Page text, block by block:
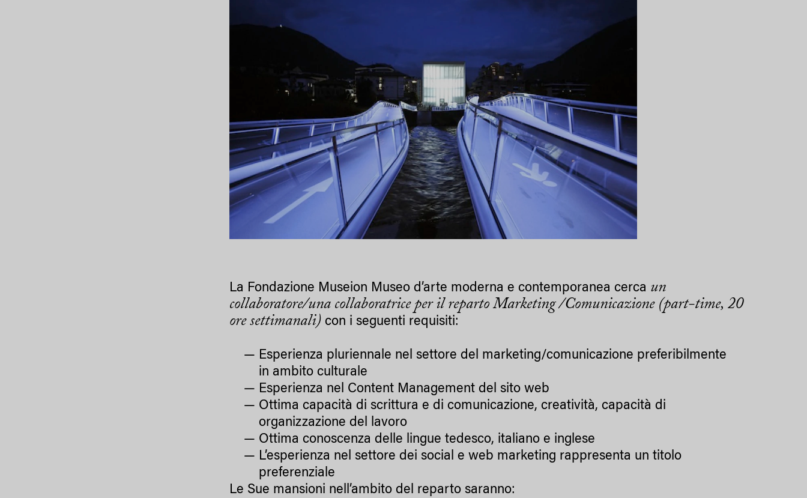
La Fondazione Museion Museo d’arte moderna e contemporanea cerca un
collaboratore/una collaboratrice per il reparto Marketing /Comunicazione (part-time, 20
ore settimanali) con i seguenti requisiti:
Esperienza pluriennale nel settore del marketing/comunicazione preferibilmente
in ambito culturale
Esperienza nel Content Management del sito web
Ottima capacità di scrittura e di comunicazione, creatività, capacità di
organizzazione del lavoro
Ottima conoscenza delle lingue tedesco, italiano e inglese
L’esperienza nel settore dei social e web marketing rappresenta un titolo
preferenziale
Le Sue mansioni nell’ambito del reparto saranno: